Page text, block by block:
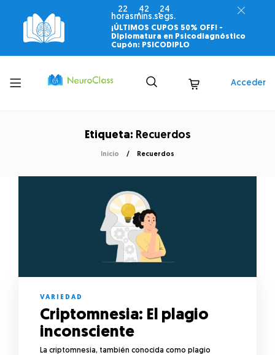
22
horas
42
mins.
23
segs.
¡ÚLTIMOS CUPOS 50% OFF! -
Diplomatura en Psicodiagnóstico
Cupón: PSICODIPLO
Toggle
menu
Acceder
Etiqueta: Recuerdos
Inicio Recuerdos
VARIEDAD
Criptomnesia: El plagio
inconsciente
La criptomnesia, también conocida como plagio